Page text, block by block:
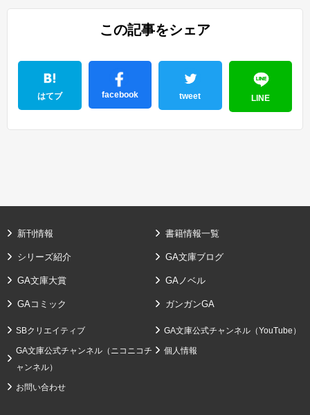
この記事をシェア
はてブ facebook tweet LINE
新刊情報 書籍情報一覧
シリーズ紹介 GA文庫ブログ
GA文庫大賞 GAノベル
GAコミック ガンガンGA
SBクリエイティブ GA文庫公式チャンネル（YouTube）
GA文庫公式チャンネル（ニコニコチ
ャンネル）
個人情報
お問い合わせ